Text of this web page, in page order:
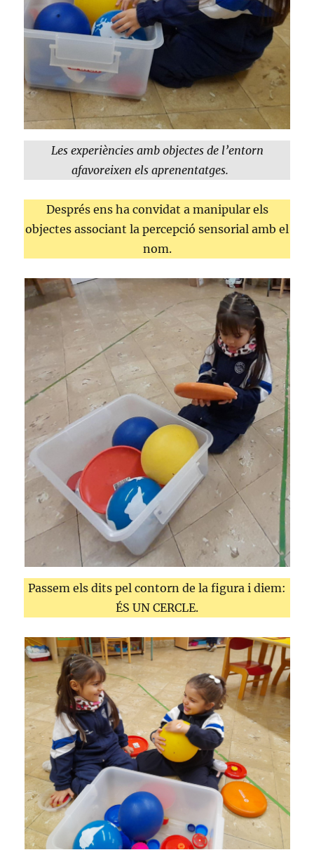
Les experiències amb objectes de l’entorn
afavoreixen els aprenentatges.
Després ens ha convidat a manipular els
objectes associant la percepció sensorial amb el
nom.
Passem els dits pel contorn de la figura i diem:
ÉS UN CERCLE.